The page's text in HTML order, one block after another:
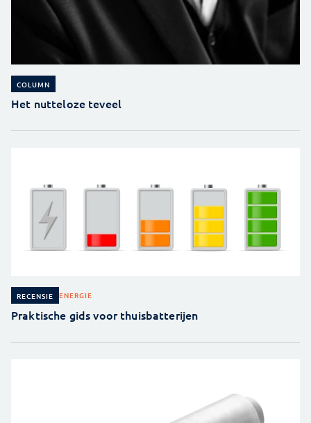
COLUMN
Het nutteloze teveel
RECENSIE ENERGIE
Praktische gids voor thuisbatterijen